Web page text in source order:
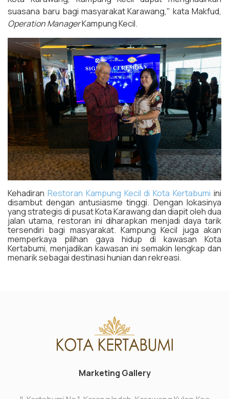
suasana baru bagi masyarakat Karawang," kata Makfud,
Operation ManagerKampung Kecil.
Kehadiran Restoran Kampung Kecil di Kota Kertabumi ini
disambut dengan antusiasme tinggi. Dengan lokasinya
yang strategis di pusat Kota Karawang dan diapit oleh dua
jalan utama, restoran ini diharapkan menjadi daya tarik
tersendiri bagi masyarakat. Kampung Kecil juga akan
memperkaya pilihan gaya hidup di kawasan Kota
Kertabumi, menjadikan kawasan ini semakin lengkap dan
menarik sebagai destinasi hunian dan rekreasi.
Marketing Gallery